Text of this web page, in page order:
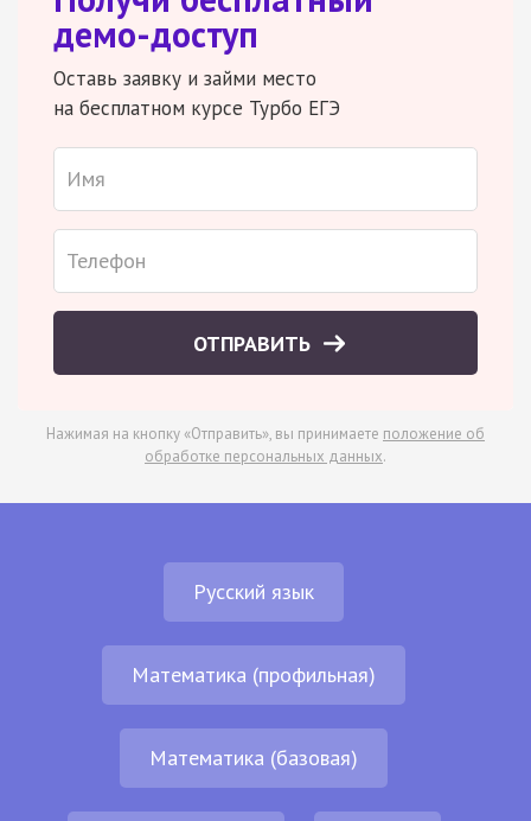
демо-доступ
Оставь заявку и займи место
на бесплатном курсе Турбо ЕГЭ
ОТПРАВИТЬ
Нажимая на кнопку «Отправить», вы принимаете положение об
обработке персональных данных.
Русский язык
Математика (профильная)
Математика (базовая)